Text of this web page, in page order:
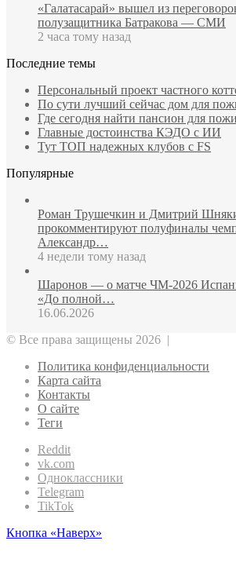
«Галатасарай» вышел из
полузащитника Батракова — СМИ
2 часа тому назад
Последние темы
Персональный проект частного
По сути лучший сейчас дом для
Где сегодня найти пансион для
Главные достоинства КЭДО с ИИ
Тут ТОП надежных клубов с FS
Популярные
Роман Трушечкин и Дмитрий
прокомментируют полуфиналы
Александр…
4 недели тому назад
Шаронов — о матче ЧМ‑2026
«До полной…
16.06.2026
© Все права защищены 2026 |
Политика конфиденциальности
Карта сайта
Контакты
О сайте
Теги
Reddit
vk.com
Одноклассники
Telegram
TikTok
Кнопка «Наверх»